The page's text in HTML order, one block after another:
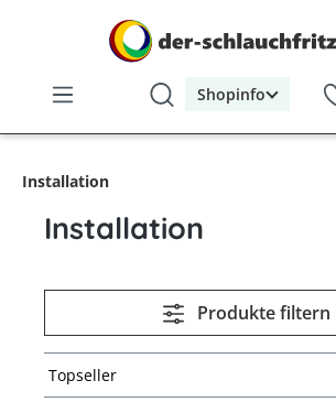
Shopinfo
Installation
Installation
Produkte filtern